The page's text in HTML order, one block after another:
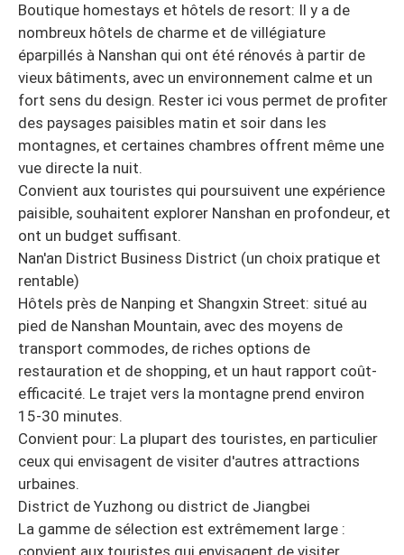
Boutique homestays et hôtels de resort: Il y a de
nombreux hôtels de charme et de villégiature
éparpillés à Nanshan qui ont été rénovés à partir de
vieux bâtiments, avec un environnement calme et un
fort sens du design. Rester ici vous permet de profiter
des paysages paisibles matin et soir dans les
montagnes, et certaines chambres offrent même une
vue directe la nuit.
Convient aux touristes qui poursuivent une expérience
paisible, souhaitent explorer Nanshan en profondeur, et
ont un budget suffisant.
Nan'an District Business District (un choix pratique et
rentable)
Hôtels près de Nanping et Shangxin Street: situé au
pied de Nanshan Mountain, avec des moyens de
transport commodes, de riches options de
restauration et de shopping, et un haut rapport coût-
efficacité. Le trajet vers la montagne prend environ
15-30 minutes.
Convient pour: La plupart des touristes, en particulier
ceux qui envisagent de visiter d'autres attractions
urbaines.
District de Yuzhong ou district de Jiangbei
La gamme de sélection est extrêmement large :